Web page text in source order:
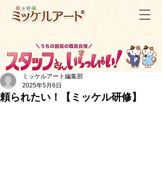
頼られたい！【ミッケル研修】
ミッケルアート編集部
2025年5月6日